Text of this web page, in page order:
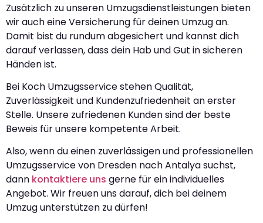
Zusätzlich zu unseren Umzugsdienstleistungen bieten
wir auch eine Versicherung für deinen Umzug an.
Damit bist du rundum abgesichert und kannst dich
darauf verlassen, dass dein Hab und Gut in sicheren
Händen ist.
Bei Koch Umzugsservice stehen Qualität,
Zuverlässigkeit und Kundenzufriedenheit an erster
Stelle. Unsere zufriedenen Kunden sind der beste
Beweis für unsere kompetente Arbeit.
Also, wenn du einen zuverlässigen und professionellen
Umzugsservice von Dresden nach Antalya suchst,
dann kontaktiere uns gerne für ein individuelles
Angebot. Wir freuen uns darauf, dich bei deinem
Umzug unterstützen zu dürfen!